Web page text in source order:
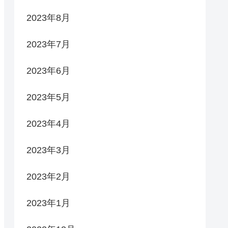
2023年8月
2023年7月
2023年6月
2023年5月
2023年4月
2023年3月
2023年2月
2023年1月